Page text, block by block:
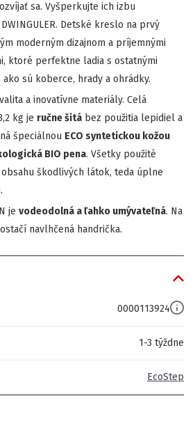
sa. Vyšperkujte ich izbu
Detské kreslo na prvý
moderným dizajnom a príjemnými
ktoré perfektne ladia s ostatnými
ako sú koberce, hrady a ohrádky.
a inovatívne materiály. Celá
kg je ručne šitá bez použitia lepidiel a
špeciálnou ECO syntetickou kožou
BIO pena. Všetky použité
škodlivých látok, teda úplne
je vodeodolná a ľahko umývateľná. Na
navlhčená handrička.
0000113924
1-3 týždne
EcoStep